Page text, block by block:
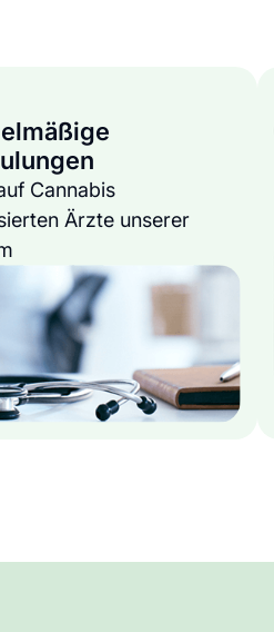
Cannabis
Ärzte unserer